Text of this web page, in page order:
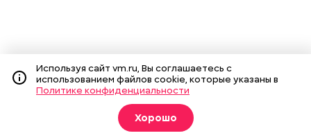
Используя сайт vm.ru, Вы соглашаетесь с
использованием файлов cookie, которые указаны в
Политике конфиденциальности
Хорошо